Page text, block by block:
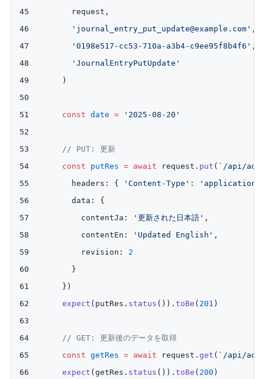
      request,
      'journal_entry_put_update@example.com'
,
      '0198e517-cc53-710a-a3b4-c9ee95f8b4f6'
,
      'JournalEntryPutUpdate'
    )
    const
date = '2025-08-20'
    // PUT: 更新
    const
putRes = await request. put ( `/api/
      headers: {
'Content-Type' :
'application/
      data: {
        contentJa:
'更新された日本語' ,
        contentEn:
'Updated English' ,
        revision:
2
      }
    })
    expect
(putRes. status ()).toBe ( 201 )
    // GET: 更新後のデータを取得
    const
getRes = await request.get ( `/api/
    expect
(getRes. status ()).toBe ( 200 )